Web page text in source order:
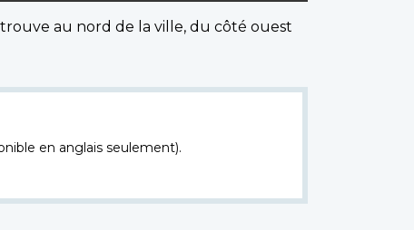
au nord de la ville, du côté ouest
en anglais seulement).